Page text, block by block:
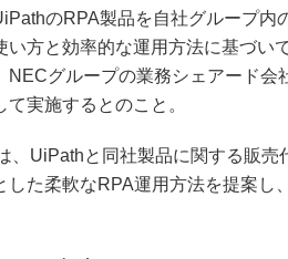
のRPA製品を自社グループ内
い方と効率的な運用方法に基づい
NECグループの業務シェアード
て実施するとのこと。
UiPathと同社製品に関する販売
した柔軟なRPA運用方法を提案し